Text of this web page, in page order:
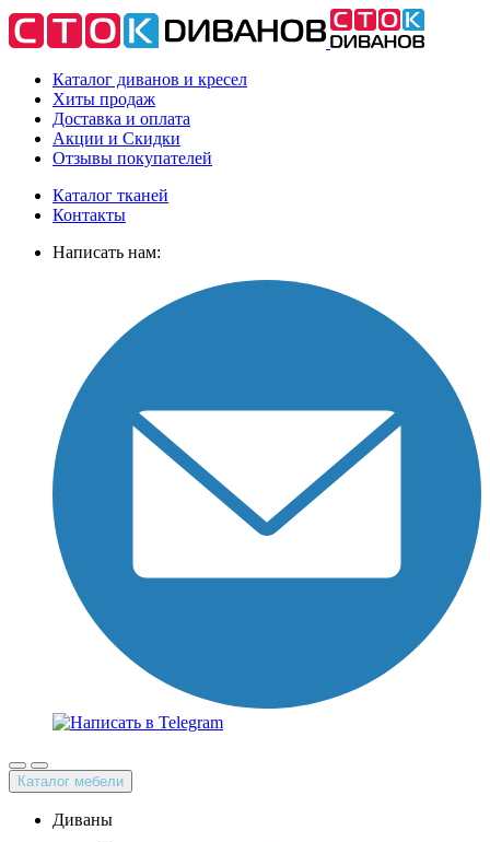
Каталог диванов и кресел
Хиты продаж
Доставка и оплата
Акции и Скидки
Отзывы покупателей
Каталог тканей
Контакты
Написать нам:
Каталог мебели
Диваны